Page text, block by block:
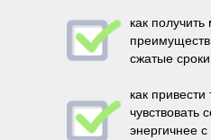
как
чувствовать
энергичнее
как
преимуществ
сжатые сроки